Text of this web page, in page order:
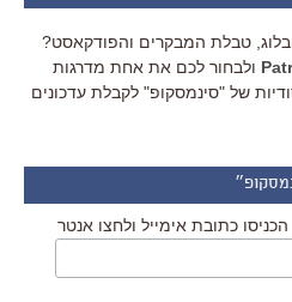
טבלת המבקרים והפודקאסט?
ולבחור לכם את אחת מדרגות
של "סינמסקופ" לקבלת עדכונים
הכניסו כתובת אימייל ולחצו אנטר